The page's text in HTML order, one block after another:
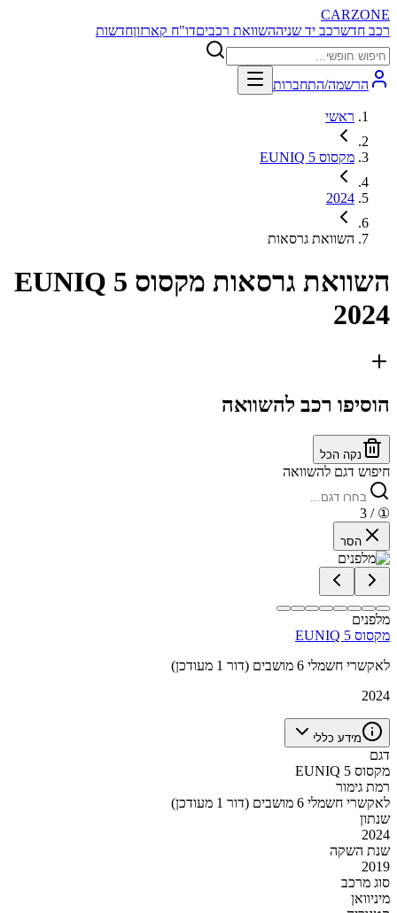
CARZONE
רכב חדשרכב יד שניההשוואת רכביםדו"ח קארזוןחדשות
הרשמה/התחברות
ראשי
מקסוס EUNIQ 5
2024
השוואת גרסאות
השוואת גרסאות
מקסוס EUNIQ 5
2024
הוסיפו רכב להשוואה
נקה הכל
חיפוש דגם להשוואה
①
/ 3
הסר
מלפנים
מקסוס EUNIQ 5
לאקשרי חשמלי 6 מושבים (דור 1 מעודכן)
2024
מידע כללי
דגם
מקסוס EUNIQ 5
רמת גימור
לאקשרי חשמלי 6 מושבים (דור 1 מעודכן)
שנתון
2024
שנת השקה
2019
סוג מרכב
מיניוואן